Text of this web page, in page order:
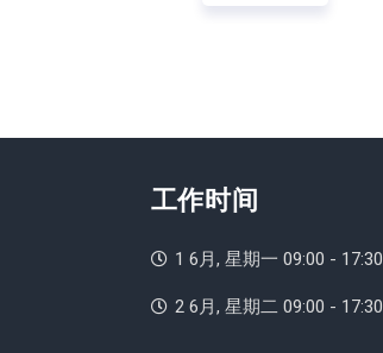
工作时间
1 6月, 星期一 09:00 - 17:30
2 6月, 星期二 09:00 - 17:30